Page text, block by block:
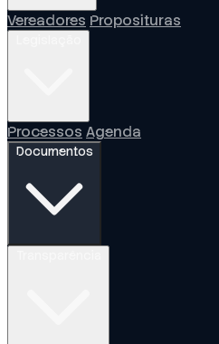
Vereadores Proposituras
Processos Agenda
Documentos